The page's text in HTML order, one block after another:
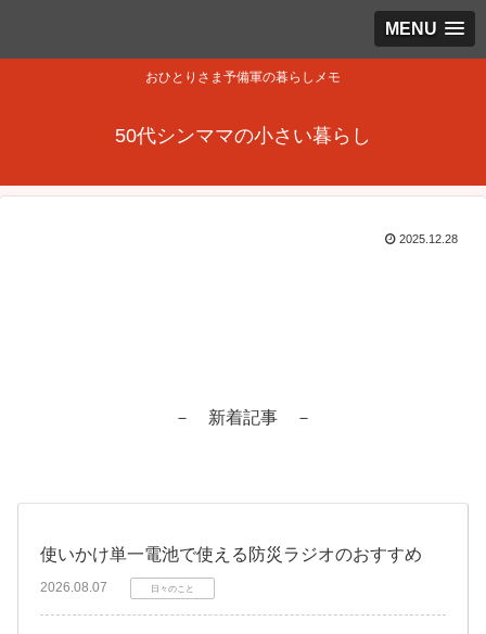
MENU
おひとりさま予備軍の暮らしメモ
50代シンママの小さい暮らし
2025.12.28
－ 新着記事 －
使いかけ単一電池で使える防災ラジオのおすすめ
2026.08.07 日々のこと